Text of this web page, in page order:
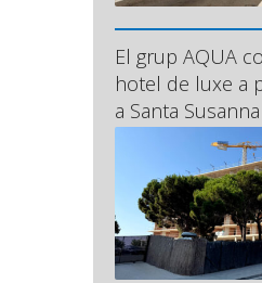
El grup AQUA
hotel de luxe a
a Santa Susanna